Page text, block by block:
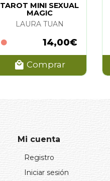
TAROT MINI SEXUAL
MAGIC
LAURA TUAN
14,00€
Comprar
Mi cuenta
Registro
Iniciar sesión